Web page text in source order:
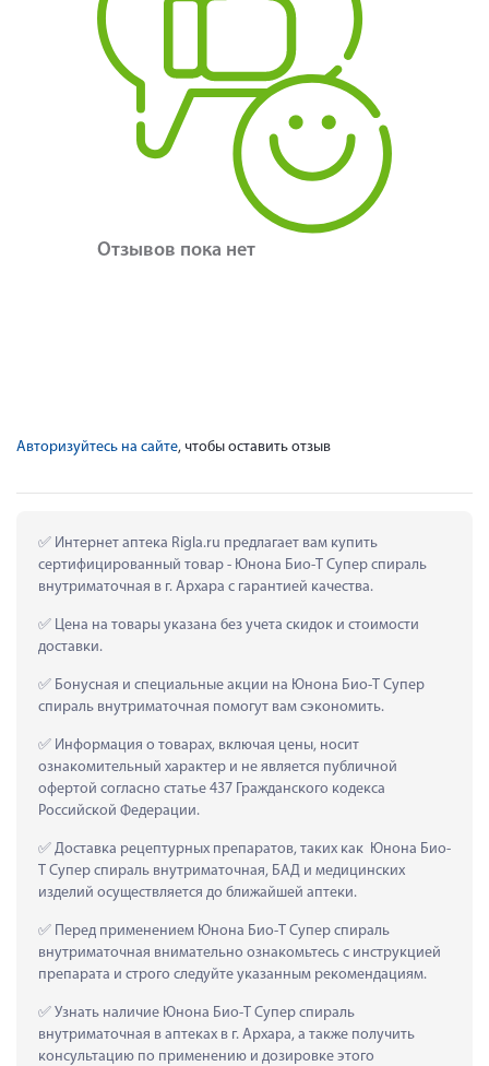
Отзывов пока нет
Авторизуйтесь на сайте, чтобы оставить отзыв
Интернет аптека Rigla.ru предлагает вам купить
сертифицированный товар - Юнона Био-Т Супер спираль
внутриматочная в г. Архара с гарантией качества.
Цена на товары указана без учета скидок и стоимости
доставки.
Бонусная и специальные акции на Юнона Био-Т Супер
спираль внутриматочная помогут вам сэкономить.
Информация о товарах, включая цены, носит
ознакомительный характер и не является публичной
офертой согласно статье 437 Гражданского кодекса
Российской Федерации.
Доставка рецептурных препаратов, таких как  Юнона Био-
Т Супер спираль внутриматочная, БАД и медицинских
изделий осуществляется до ближайшей аптеки.
Перед применением Юнона Био-Т Супер спираль
внутриматочная внимательно ознакомьтесь с инструкцией
препарата и строго следуйте указанным рекомендациям.
Узнать наличие Юнона Био-Т Супер спираль
внутриматочная в аптеках в г. Архара, а также получить
консультацию по применению и дозировке этого